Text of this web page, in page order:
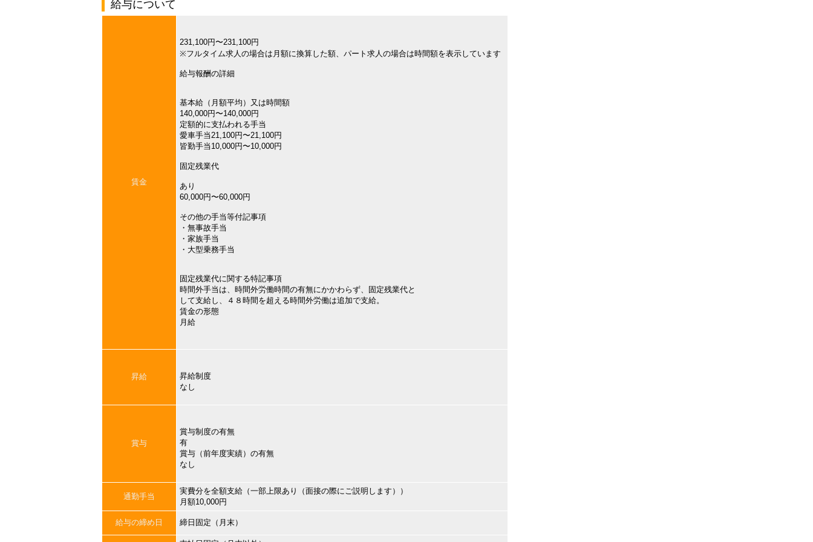
給与について
賃金
231,100円〜231,100円
※フルタイム求人の場合は月額に換算した額、パート求人の場合は時間額を表示しています
給与報酬の詳細
基本給（月額平均）又は時間額
140,000円〜140,000円
定額的に支払われる手当
愛車手当21,100円〜21,100円
皆勤手当10,000円〜10,000円
固定残業代
あり
60,000円〜60,000円
その他の手当等付記事項
・無事故手当
・家族手当
・大型乗務手当
固定残業代に関する特記事項
時間外手当は、時間外労働時間の有無にかかわらず、固定残業代と
して支給し、４８時間を超える時間外労働は追加で支給。
賃金の形態
月給
昇給
昇給制度
なし
賞与
賞与制度の有無
有
賞与（前年度実績）の有無
なし
通勤手当
実費分を全額支給（一部上限あり（面接の際にご説明します））
月額10,000円
給与の締め日 締日固定（月末）